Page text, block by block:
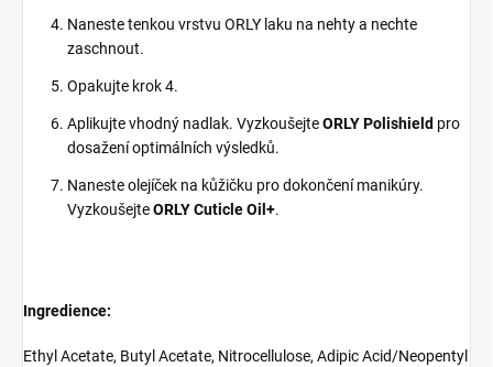
Naneste tenkou vrstvu ORLY laku na nehty a nechte
zaschnout.
Opakujte krok 4.
Aplikujte vhodný nadlak. VyzkoušejteORLY Polishield pro
dosažení optimálních výsledků.
Naneste olejíček na kůžičku pro dokončení manikúry.
VyzkoušejteORLY Cuticle Oil+.
Ingredience:
Ethyl Acetate, Butyl Acetate, Nitrocellulose, Adipic Acid/Neopentyl